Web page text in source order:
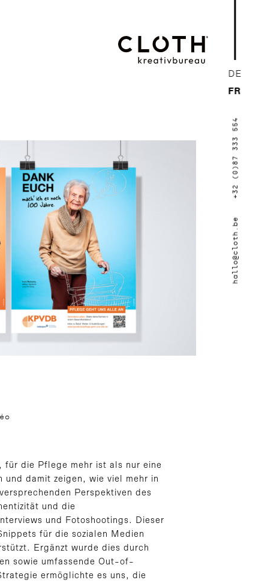
Werbeagentur
aus Eupen.
DE
FR
hallo@cloth.be
+32 (0)87 333 554
für die Pflege mehr ist als nur eine
damit zeigen, wie viel mehr in
Perspektiven des
und die
und Fotoshootings. Dieser
für die sozialen Medien
Ergänzt wurde dies durch
sowie umfassende Out-of-
ermöglichte es uns, die